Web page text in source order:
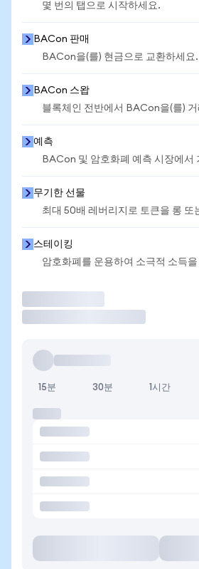
몇 번의 탭으로 시작하세요.
BACon 판매
BACon을(를) 현금으로 교환하세요.
BACon 스왑
블록체인 전반에서 BACon을(를)
예측
BACon 및 암호화폐 예측 시장에서
무기한 선물
최대 50배 레버리지로 토큰을 롱 또
스테이킹
암호화폐를 운용하여 소극적 소득
15분 30분 1시간